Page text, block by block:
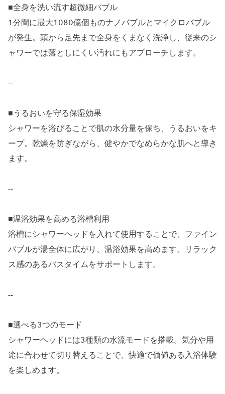
■全身を洗い流す超微細バブル
1分間に最大1080億個ものナノバブルとマイクロバブル
が発生。頭から足先まで全身をくまなく洗浄し、従来のシ
ャワーでは落としにくい汚れにもアプローチします。
--
■うるおいを守る保湿効果
シャワーを浴びることで肌の水分量を保ち、うるおいをキ
ープ。乾燥を防ぎながら、健やかでなめらかな肌へと導き
ます。
--
■温浴効果を高める浴槽利用
浴槽にシャワーヘッドを入れて使用することで、ファイン
バブルが湯全体に広がり、温浴効果を高めます。リラック
ス感のあるバスタイムをサポートします。
--
■選べる3つのモード
シャワーヘッドには3種類の水流モードを搭載。気分や用
途に合わせて切り替えることで、快適で価値ある入浴体験
を楽しめます。